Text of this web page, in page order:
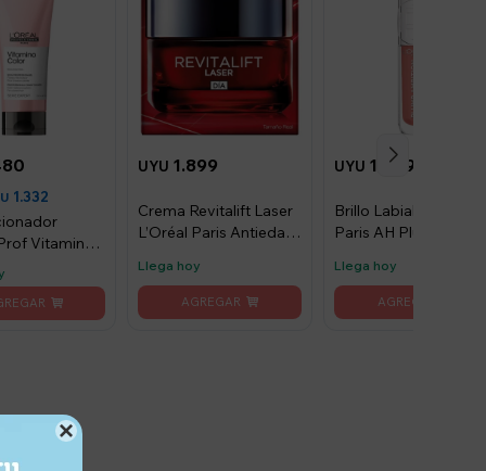

1.332
Vitamino
UYU 1.899
Crema Revitalift Laser
L’Oréal Paris Antiedad
Llega hoy
UYU 1.029
Brillo Labial Loreal
Paris AH Plump
Llega hoy